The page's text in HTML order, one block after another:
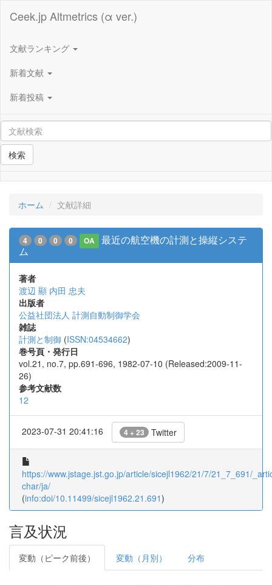
Ceek.jp Altmetrics (α ver.)
文献ランキング
新着文献
新着投稿
検索
ホーム 文献詳細
4 0 0 0 OA
最近の航空機の計測と操縦システ
ム
著者
渡辺 顯 内田 忠夫
出版者
公益社団法人 計測自動制御学会
雑誌
計測と制御 (ISSN:04534662)
巻号頁・発行日
vol.21, no.7, pp.691-696, 1982-07-10 (Released:2009-11-
26)
参考文献数
12
2023-07-31 20:41:16 4 + 23 Twitter
https://www.jstage.jst.go.jp/article/sicejl1962/21/7/21_7_691/
char/ja/
(info:doi/10.11499/sicejl1962.21.691)
言及状況
変動（ピーク前後） 変動（月別） 分布